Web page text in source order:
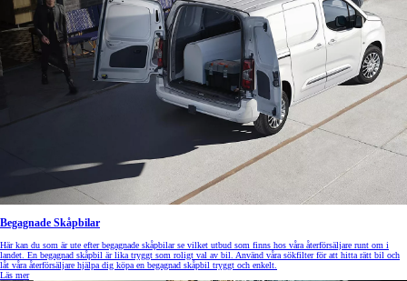
Begagnade Skåpbilar
Här kan du som är ute efter begagnade skåpbilar se vilket utbud som finns hos våra återförsäljare runt om i
landet. En begagnad skåpbil är lika tryggt som roligt val av bil. Använd våra sökfilter för att hitta rätt bil och
låt våra återförsäljare hjälpa dig köpa en begagnad skåpbil tryggt och enkelt.
Läs mer